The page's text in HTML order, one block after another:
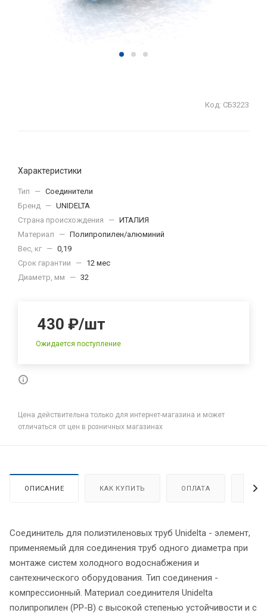
Код: СБ3223
Характеристики
Тип — Соединители
Бренд — UNIDELTA
Страна происхождения
— ИТАЛИЯ
Материал
— Полипропилен/алюминий
Вес, кг — 0,19
Срок гарантии
— 12 мес
Диаметр, мм
— 32
430 ₽/шт
Ожидается поступление
Цена действительна только для интернет-магазина и может
отличаться от цен в розничных магазинах
ОПИСАНИЕ КАК КУПИТЬ ОПЛАТА
Соединитель для полиэтиленовых труб Unidelta - элемент,
применяемый для соединения труб одного диаметра при
монтаже систем холодного водоснабжения и
сантехнического оборудования. Тип соединения -
компрессионный. Материал соединителя Unidelta
полипропилен (PP-B) с высокой степенью устойчивости и с